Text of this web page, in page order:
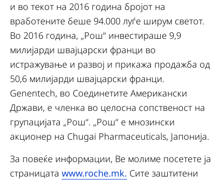
и во текот на 2016 година бројот на
вработените беше 94.000 луѓе ширум светот.
Во 2016 година, „Рош“ инвестираше 9,9
милијарди швајцарски франци во
истражување и развој и прикажа продажба од
50,6 милијарди швајцарски франци.
Genentech, во Соединетите Американски
Држави, е членка во целосна сопственост на
групацијата „Рош“. „Рош“ е мнозински
акционер на Chugai Pharmaceuticals, Јапонија.
За повеќе информации, Ве молиме посетете ја
страницата www.roche.mk. Сите заштитени